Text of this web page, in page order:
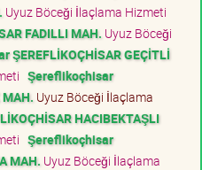
Uyuz Böceği İlaçlama Hizmeti
FADILLI MAH. Uyuz Böceği
ŞEREFLİKOÇHİSAR GEÇİTLİ
Şereflikoçhisar
MAH. Uyuz Böceği İlaçlama
HACIBEKTAŞLI
Şereflikoçhisar
MAH. Uyuz Böceği İlaçlama